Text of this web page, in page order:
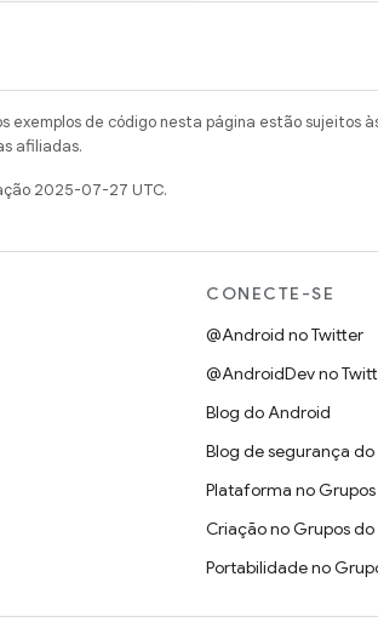
exemplos de código nesta página estão sujeitos
afiliadas.
2025-07-27 UTC.
CONECTE-SE
@Android no Twitter
@AndroidDev no
Blog do Android
Blog de segurança
Plataforma no
Criação no Grupos
Portabilidade no